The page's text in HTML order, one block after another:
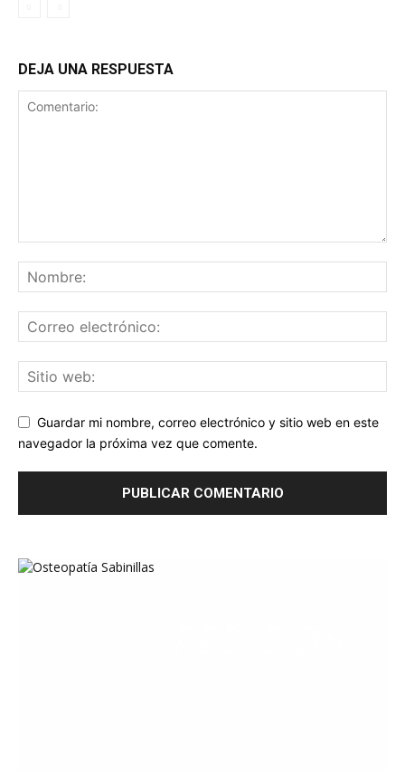
DEJA UNA RESPUESTA
Guardar mi nombre, correo electrónico y sitio web en este
navegador la próxima vez que comente.